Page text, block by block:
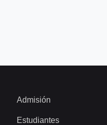
Admisión
Estudiantes